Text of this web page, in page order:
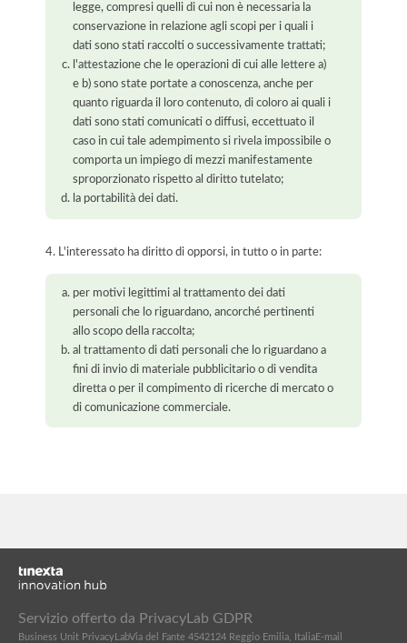
legge, compresi quelli di cui non è necessaria la
conservazione in relazione agli scopi per i quali i
dati sono stati raccolti o successivamente trattati;
l'attestazione che le operazioni di cui alle lettere a)
e b) sono state portate a conoscenza, anche per
quanto riguarda il loro contenuto, di coloro ai quali i
dati sono stati comunicati o diffusi, eccettuato il
caso in cui tale adempimento si rivela impossibile o
comporta un impiego di mezzi manifestamente
sproporzionato rispetto al diritto tutelato;
la portabilità dei dati.
4. L'interessato ha diritto di opporsi, in tutto o in parte:
per motivi legittimi al trattamento dei dati
personali che lo riguardano, ancorché pertinenti
allo scopo della raccolta;
al trattamento di dati personali che lo riguardano a
fini di invio di materiale pubblicitario o di vendita
diretta o per il compimento di ricerche di mercato o
di comunicazione commerciale.
Servizio offerto da PrivacyLab GDPR
Business Unit PrivacyLabVia del Fante 4542124 Reggio Emilia, ItaliaE-mail